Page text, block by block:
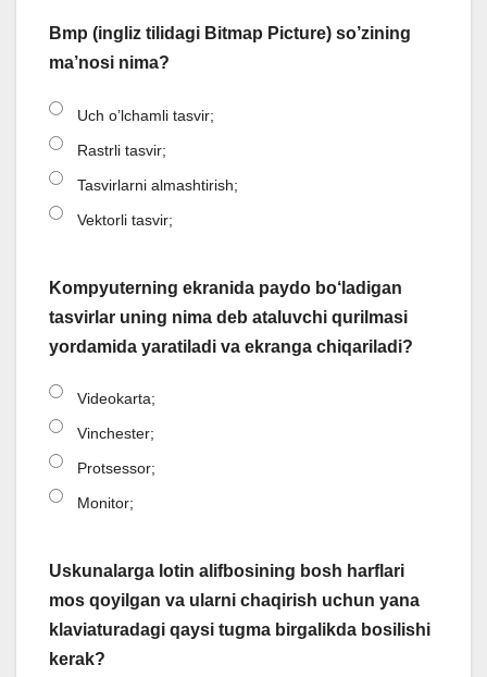
Bmp (ingliz tilidagi Bitmap Picture) so’zining
ma’nosi nima?
Uch o’lchamli tasvir;
Rastrli tasvir;
Tasvirlarni almashtirish;
Vektorli tasvir;
Kompyuterning ekranida paydo bo‘ladigan
tasvirlar uning nima deb ataluvchi qurilmasi
yordamida yaratiladi va ekranga chiqariladi?
Videokarta;
Vinchester;
Protsessor;
Monitor;
Uskunalarga lotin alifbosining bosh harflari
mos qoyilgan va ularni chaqirish uchun yana
klaviaturadagi qaysi tugma birgalikda bosilishi
kerak?